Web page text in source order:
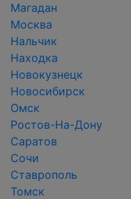
Магадан
Москва
Нальчик
Находка
Новокузнецк
Новосибирск
Омск
Ростов-На-Дону
Саратов
Сочи
Ставрополь
Томск